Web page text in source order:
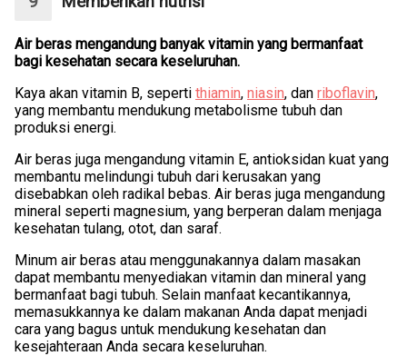
Air beras mengandung banyak vitamin yang bermanfaat
bagi kesehatan secara keseluruhan.
Kaya akan vitamin B, seperti thiamin, niasin, dan riboflavin,
yang membantu mendukung metabolisme tubuh dan
produksi energi.
Air beras juga mengandung vitamin E, antioksidan kuat yang
membantu melindungi tubuh dari kerusakan yang
disebabkan oleh radikal bebas. Air beras juga mengandung
mineral seperti magnesium, yang berperan dalam menjaga
kesehatan tulang, otot, dan saraf.
Minum air beras atau menggunakannya dalam masakan
dapat membantu menyediakan vitamin dan mineral yang
bermanfaat bagi tubuh. Selain manfaat kecantikannya,
memasukkannya ke dalam makanan Anda dapat menjadi
cara yang bagus untuk mendukung kesehatan dan
kesejahteraan Anda secara keseluruhan.